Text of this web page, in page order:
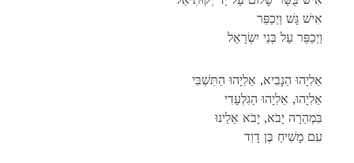
אִישׁ גָּשׁ וַיְכַפֵּר
וַיְכַפֵּר עַל בְּנֵי יִשְׂרָאֵל
אֵלִיָהוּ הַנָבִיא, אֵלִיָהוּ הַתִּשְׁבִּי
אֵלִיָהוּ, אֵלִיָהוּ הַגִלְעָדִי
בִּמְהֵרָה יָבֹא, יָבֹא אֵלֵינוּ
עִם מָשִׁיחַ בֶּן דָוִד